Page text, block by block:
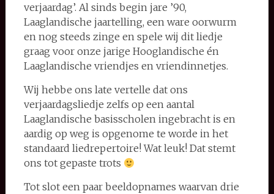
verjaardag’. Al sinds begin jare ’90,
Laaglandische jaartelling, een ware oorwurm
en nog steeds zinge en spele wij dit liedje
graag voor onze jarige Hooglandische én
Laaglandische vriendjes en vriendinnetjes.
Wij hebbe ons late vertelle dat ons
verjaardagsliedje zelfs op een aantal
Laaglandische basisscholen ingebracht is en
aardig op weg is opgenome te worde in het
standaard liedrepertoire! Wat leuk! Dat stemt
ons tot gepaste trots
Tot slot een paar beeldopnames waarvan drie